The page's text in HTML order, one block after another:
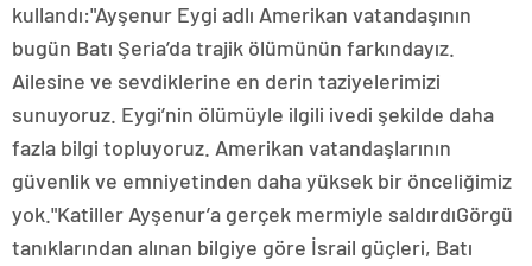
kullandı:"Ayşenur Eygi adlı Amerikan vatandaşının
bugün Batı Şeria’da trajik ölümünün farkındayız.
Ailesine ve sevdiklerine en derin taziyelerimizi
sunuyoruz. Eygi’nin ölümüyle ilgili ivedi şekilde daha
fazla bilgi topluyoruz. Amerikan vatandaşlarının
güvenlik ve emniyetinden daha yüksek bir önceliğimiz
yok."Katiller Ayşenur’a gerçek mermiyle saldırdıGörgü
tanıklarından alınan bilgiye göre İsrail güçleri, Batı